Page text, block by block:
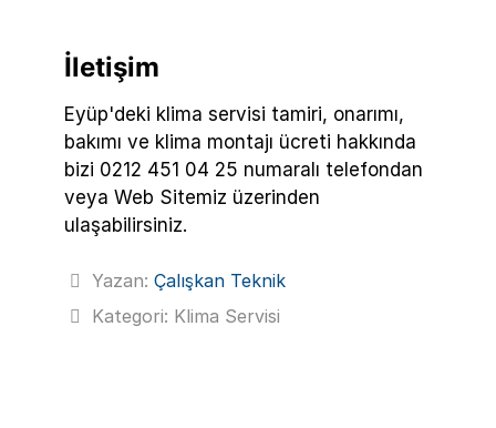
İletişim
Eyüp'deki klima servisi tamiri, onarımı,
bakımı ve klima montajı ücreti hakkında
bizi 0212 451 04 25 numaralı telefondan
veya Web Sitemiz üzerinden
ulaşabilirsiniz.
Yazan: Çalışkan Teknik
Kategori: Klima Servisi